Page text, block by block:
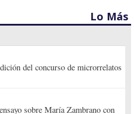
Lo Más
del concurso de microrrelatos
sobre María Zambrano con